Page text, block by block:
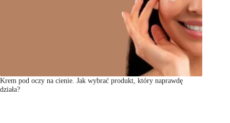
Krem pod oczy na cienie. Jak wybrać produkt, który naprawdę
działa?